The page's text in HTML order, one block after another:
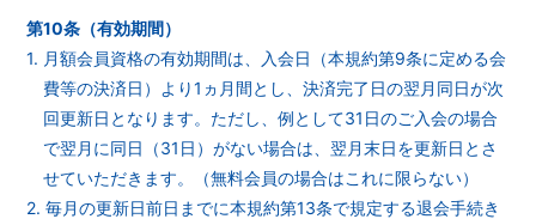
第10条（有効期間）
1. 月額会員資格の有効期間は、入会日（本規約第9条に定める会
費等の決済日）より1ヵ月間とし、決済完了日の翌月同日が次
回更新日となります。ただし、例として31日のご入会の場合
で翌月に同日（31日）がない場合は、翌月末日を更新日とさ
せていただきます。（無料会員の場合はこれに限らない）
2. 毎月の更新日前日までに本規約第13条で規定する退会手続き